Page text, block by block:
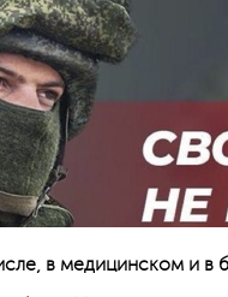
в медицинском и в